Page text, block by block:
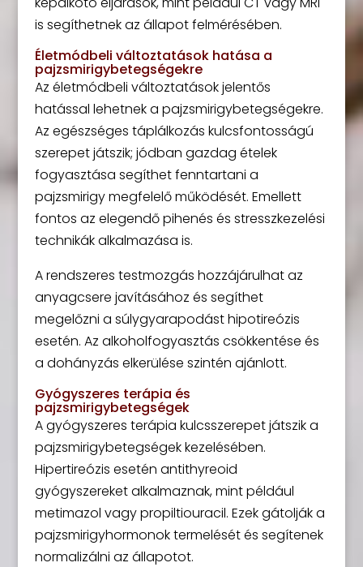
is segíthetnek az állapot felmérésében.
Életmódbeli változtatások hatása a
pajzsmirigybetegségekre
Az életmódbeli változtatások jelentős
hatással lehetnek a pajzsmirigybetegségekre.
Az egészséges táplálkozás kulcsfontosságú
szerepet játszik; jódban gazdag ételek
fogyasztása segíthet fenntartani a
pajzsmirigy megfelelő működését. Emellett
fontos az elegendő pihenés és stresszkezelési
technikák alkalmazása is.
A rendszeres testmozgás hozzájárulhat az
anyagcsere javításához és segíthet
megelőzni a súlygyarapodást hipotireózis
esetén. Az alkoholfogyasztás csökkentése és
a dohányzás elkerülése szintén ajánlott.
Gyógyszeres terápia és
pajzsmirigybetegségek
A gyógyszeres terápia kulcsszerepet játszik a
pajzsmirigybetegségek kezelésében.
Hipertireózis esetén antithyreoid
gyógyszereket alkalmaznak, mint például
metimazol vagy propiltiouracil. Ezek gátolják a
pajzsmirigyhormonok termelését és segítenek
normalizálni az állapotot.